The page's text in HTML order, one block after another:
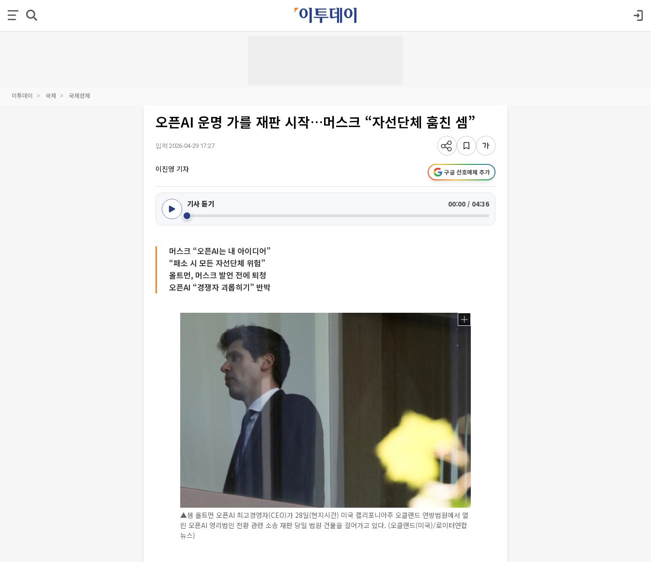
이투데이 국제 국제경제
오픈AI 운명 가를 재판 시작…머스크 “자선단체 훔친 셈”
입력 2026-04-29 17:27
이진영 기자 구글 선호매체 추가
기사 듣기 00:00 / 04:36
머스크 “오픈AI는 내 아이디어”
“패소 시 모든 자선단체 위험”
올트먼, 머스크 발언 전에 퇴청
오픈AI “경쟁자 괴롭히기” 반박
▲샘 올트먼 오픈AI 최고경영자(CEO)가 28일(현지시간) 미국 캘리포니아주 오클랜드 연방법원에서 열
린 오픈AI 영리법인 전환 관련 소송 재판 당일 법원 건물을 걸어가고 있다. (오클랜드(미국)/로이터연합
뉴스)